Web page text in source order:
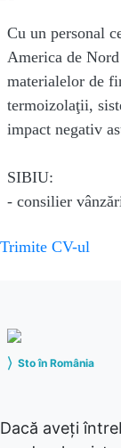
Cu un personal
America de
materialelor de
termoizolaţii,
impact negativ
SIBIU:
- consilier
Trimite CV-ul
⟩ Sto în România
Dacă aveţi